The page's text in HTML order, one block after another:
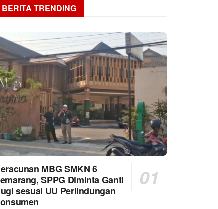
BERITA TRENDING
MBG SMKN 6
SPPG Diminta Ganti
sesuai UU Perlindungan